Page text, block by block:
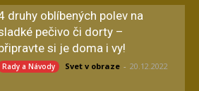
druhy oblíbených polev na
pečivo či dorty –
si je doma i vy!
Rady a Návody Svet v obraze - 20.12.2022